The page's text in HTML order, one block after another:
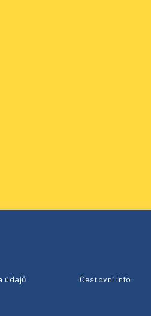
údajů Cestovní info